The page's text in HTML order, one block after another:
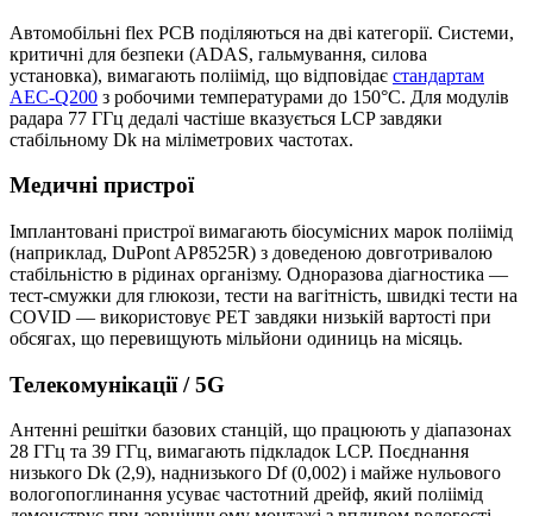
Автомобільні flex PCB поділяються на дві категорії. Системи,
критичні для безпеки (ADAS, гальмування, силова
установка), вимагають поліімід, що відповідає стандартам
AEC-Q200 з робочими температурами до 150°C. Для модулів
радара 77 ГГц дедалі частіше вказується LCP завдяки
стабільному Dk на міліметрових частотах.
Медичні пристрої
Імплантовані пристрої вимагають біосумісних марок поліімід
(наприклад, DuPont AP8525R) з доведеною довготривалою
стабільністю в рідинах організму. Одноразова діагностика —
тест-смужки для глюкози, тести на вагітність, швидкі тести на
COVID — використовує PET завдяки низькій вартості при
обсягах, що перевищують мільйони одиниць на місяць.
Телекомунікації / 5G
Антенні решітки базових станцій, що працюють у діапазонах
28 ГГц та 39 ГГц, вимагають підкладок LCP. Поєднання
низького Dk (2,9), наднизького Df (0,002) і майже нульового
вологопоглинання усуває частотний дрейф, який поліімід